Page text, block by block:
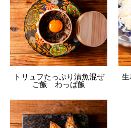
トリュフたっぷり漬魚混ぜ
ご飯 わっぱ飯